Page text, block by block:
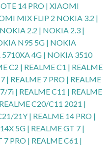
14 PRO | XIAOMI
MIX FLIP 2 NOKIA 3.2 |
2.2 | NOKIA 2.3 |
N95 5G | NOKIA
4G | NOKIA 3510
C2 | REALME C1 | REALME
| REALME 7 PRO | REALME
7i | REALME C11 | REALME
C20/C11 2021 |
21Y | REALME 14 PRO |
5G | REALME GT 7 |
PRO | REALME C61 |